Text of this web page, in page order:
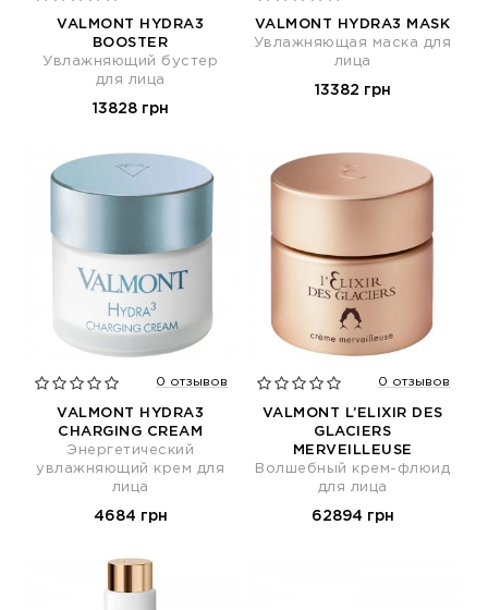
VALMONT HYDRA3
BOOSTER
Увлажняющий бустер
для лица
13828 грн
VALMONT HYDRA3 MASK
Увлажняющая маска для
лица
13382 грн
0 отзывов
VALMONT HYDRA3
CHARGING CREAM
Энергетический
увлажняющий крем для
лица
4684 грн
0 отзывов
VALMONT L’ELIXIR DES
GLACIERS
MERVEILLEUSE
Волшебный крем-флюид
для лица
62894 грн